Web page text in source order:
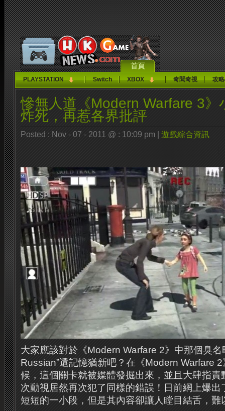
首頁
PLAYSTATION Switch XBOX 奇聞奇視 攻
慘無人道《Modern Warfare 3》
炸死，再惹各界批評
Posted : Nov - 07 - 2011 @ : 10:09 pm | 遊戲綜合資訊
大家應該對於《Modern Warfare 2》中那個臭名
Russian”還記憶猶新吧？ 在《Modern Warfare
候，這個關卡就被媒體發掘出來，並且大肆指責
次動視居然再次犯了同樣的錯誤！ 日前網上爆
短短的一小段，但是其內容卻讓人瞠目結舌，難